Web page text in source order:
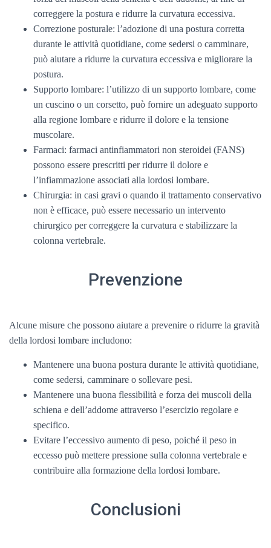
correggere la postura e ridurre la curvatura eccessiva.
Correzione posturale: l’adozione di una postura corretta
durante le attività quotidiane, come sedersi o camminare,
può aiutare a ridurre la curvatura eccessiva e migliorare la
postura.
Supporto lombare: l’utilizzo di un supporto lombare, come
un cuscino o un corsetto, può fornire un adeguato supporto
alla regione lombare e ridurre il dolore e la tensione
muscolare.
Farmaci: farmaci antinfiammatori non steroidei (FANS)
possono essere prescritti per ridurre il dolore e
l’infiammazione associati alla lordosi lombare.
Chirurgia: in casi gravi o quando il trattamento conservativo
non è efficace, può essere necessario un intervento
chirurgico per correggere la curvatura e stabilizzare la
colonna vertebrale.
Prevenzione
Alcune misure che possono aiutare a prevenire o ridurre la gravità
della lordosi lombare includono:
Mantenere una buona postura durante le attività quotidiane,
come sedersi, camminare o sollevare pesi.
Mantenere una buona flessibilità e forza dei muscoli della
schiena e dell’addome attraverso l’esercizio regolare e
specifico.
Evitare l’eccessivo aumento di peso, poiché il peso in
eccesso può mettere pressione sulla colonna vertebrale e
contribuire alla formazione della lordosi lombare.
Conclusioni